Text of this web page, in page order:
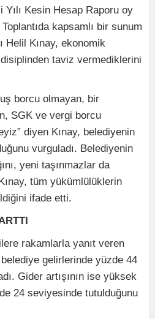
Yılı Kesin Hesap Raporu oy
kapsamlı bir sunum
Helil Kınay, ekonomik
taviz vermediklerini
borcu olmayan, bir
SGK ve vergi borcu
diyen Kınay, belediyenin
vurguladı. Belediyenin
yeni taşınmazlar da
tüm yükümlülüklerin
ifade etti.
rakamlarla yanıt veren
belediye gelirlerinde yüzde 44
Gider artışının ise yüksek
24 seviyesinde tutulduğunu